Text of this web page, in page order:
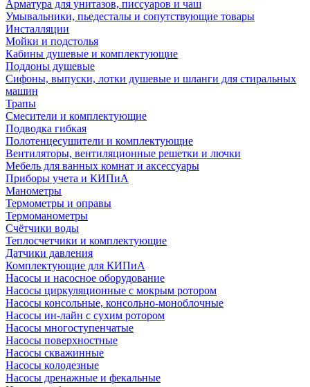
Арматура для унитазов, писсуаров и чаш
Умывальники, пьедесталы и сопутствующие товары
Инсталляции
Мойки и подстолья
Кабины душевые и комплектующие
Поддоны душевые
Сифоны, выпуски, лотки душевые и шланги для стиральных
машин
Трапы
Смесители и комплектующие
Подводка гибкая
Полотенцесушители и комплектующие
Вентиляторы, вентиляционные решетки и лючки
Мебель для ванных комнат и аксессуары
Приборы учета и КИПиА
Манометры
Термометры и оправы
Термоманометры
Счётчики воды
Теплосчетчики и комплектующие
Датчики давления
Комплектующие для КИПиА
Насосы и насосное оборудование
Насосы циркуляционные с мокрым ротором
Насосы консольные, консольно-моноблочные
Насосы ин-лайн с сухим ротором
Насосы многоступенчатые
Насосы поверхностные
Насосы скважинные
Насосы колодезные
Насосы дренажные и фекальные